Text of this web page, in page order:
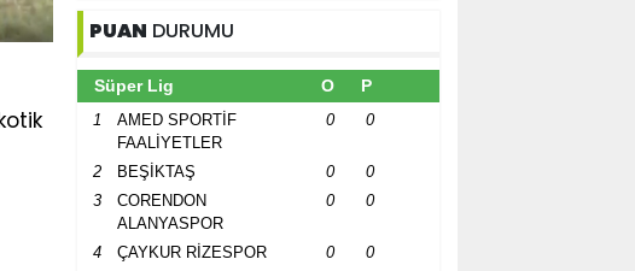
PUAN DURUMU
Süper Lig O P
1
AMED SPORTİF
FAALİYETLER
0 0
2 BEŞİKTAŞ 0
0
3
CORENDON
ALANYASPOR
0 0
4 ÇAYKUR RİZESPOR 0
0